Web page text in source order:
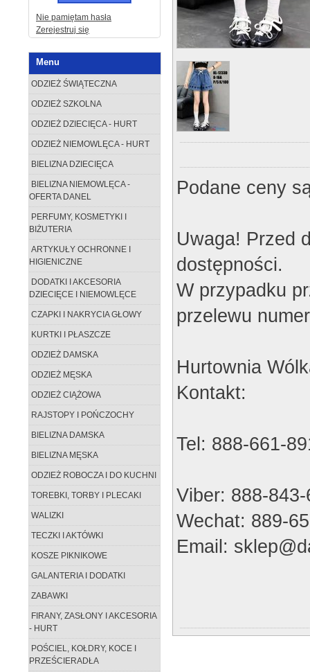
Nie pamiętam hasła
Zerejestruj się
Menu
ODZIEŻ ŚWIĄTECZNA
ODZIEŻ SZKOLNA
ODZIEŻ DZIECIĘCA - HURT
ODZIEŻ NIEMOWLĘCA - HURT
BIELIZNA DZIECIĘCA
BIELIZNA NIEMOWLĘCA -
OFERTA DANEL
PERFUMY, KOSMETYKI I
BIŻUTERIA
ARTYKUŁY OCHRONNE I
HIGIENICZNE
DODATKI I AKCESORIA
DZIECIĘCE I NIEMOWLĘCE
CZAPKI I NAKRYCIA GŁOWY
KURTKI I PŁASZCZE
ODZIEŻ DAMSKA
ODZIEŻ MĘSKA
ODZIEŻ CIĄŻOWA
RAJSTOPY I POŃCZOCHY
BIELIZNA DAMSKA
BIELIZNA MĘSKA
ODZIEŻ ROBOCZA I DO KUCHNI
TOREBKI, TORBY I PLECAKI
WALIZKI
TECZKI I AKTÓWKI
KOSZE PIKNIKOWE
GALANTERIA I DODATKI
ZABAWKI
FIRANY, ZASŁONY I AKCESORIA
- HURT
POŚCIEL, KOŁDRY, KOCE I
PRZEŚCIERADŁA
Podane ceny
Uwaga! Przed
dostępności.
W przypadku
przelewu
Hurtownia
Kontakt:
Tel: 888-661-
Viber: 888-
Wechat: 889-
Email: